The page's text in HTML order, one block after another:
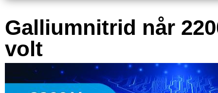
Galliumnitrid når
volt